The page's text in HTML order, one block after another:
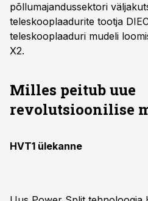
põllumajandussektori
teleskooplaadurite tootja
teleskooplaaduri mudeli
X2.
Milles peitub uue
revolutsioonilise
HVT1 ülekanne